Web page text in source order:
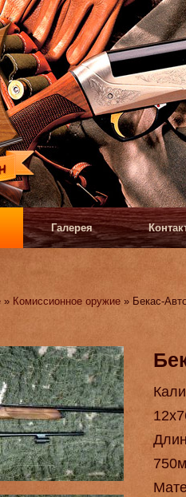
Галерея
» Комиссионное оружие » Бекас-